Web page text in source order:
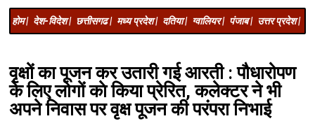
होम | देश-विदेश | छत्तीसगढ | मध्य प्रदेश | दतिया | ग्वालियर | पंजाब | उत्तर प्रदेश |
वृक्षों का पूजन कर उतारी गई आरती : पौधारोपण
के लिए लोगों काे किया प्रेरित, कलेक्टर ने भी
अपने निवास पर वृक्ष पूजन की परंपरा निभाई